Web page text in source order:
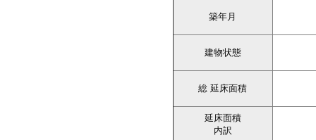
築年月
建物状態
総 延床面積
延床面積
内訳